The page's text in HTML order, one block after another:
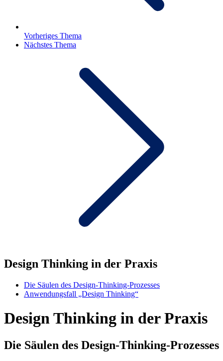
Vorheriges Thema
Nächstes Thema
Design Thinking in der Praxis
Die Säulen des Design-Thinking-Prozesses
Anwendungsfall „Design Thinking“
Design Thinking in der Praxis
Die Säulen des Design-Thinking-Prozesses